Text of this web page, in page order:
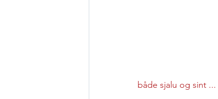
både sjalu og sint ...